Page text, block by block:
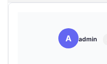
A admin